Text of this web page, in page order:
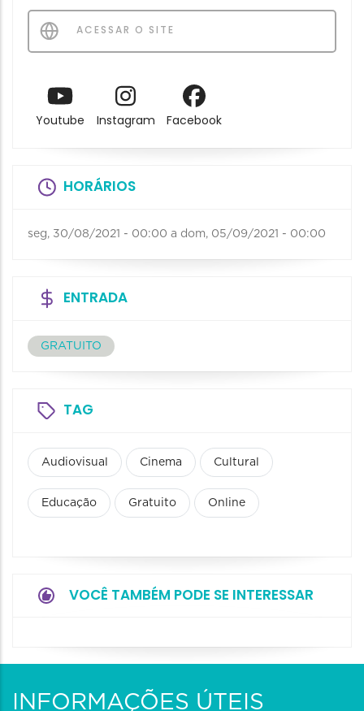
ACESSAR O SITE
Youtube Instagram Facebook
HORÁRIOS
seg, 30/08/2021 - 00:00 a dom, 05/09/2021 - 00:00
ENTRADA
GRATUITO
TAG
Audiovisual Cinema Cultural
Educação Gratuito Online
VOCÊ TAMBÉM PODE SE INTERESSAR
INFORMAÇÕES ÚTEIS